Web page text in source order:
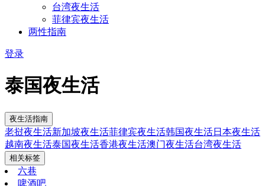
台湾夜生活
菲律宾夜生活
两性指南
登录
泰国夜生活
夜生活指南
老挝夜生活新加坡夜生活菲律宾夜生活韩国夜生活日本夜生活
越南夜生活泰国夜生活香港夜生活澳门夜生活台湾夜生活
相关标签
六巷
啤酒吧